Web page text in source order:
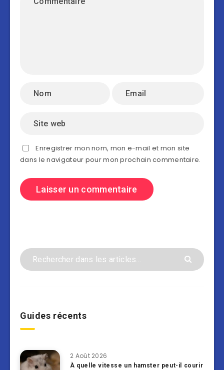
Enregistrer mon nom, mon e-mail et mon site
dans le navigateur pour mon prochain commentaire.
Guides récents
2 Août 2026
À quelle vitesse un hamster peut-il courir